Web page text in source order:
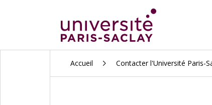
Accueil Contacter l'Université Paris-